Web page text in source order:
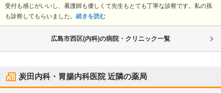
受付も感じがいいし、看護師も優しくて先生もとても丁寧な診察です。私の孫
も診察してもらいました。 続きを読む
広島市西区(内科)の病院・クリニック一覧
炭田内科・胃腸内科医院近隣の薬局